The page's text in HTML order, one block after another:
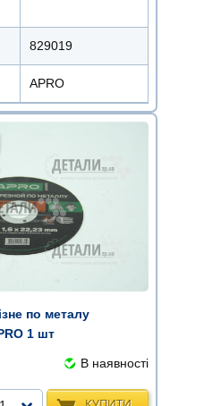
829019
APRO
по металу
1 шт
В наявності